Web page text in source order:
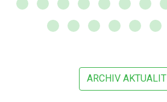
ARCHIV AKTUALIT